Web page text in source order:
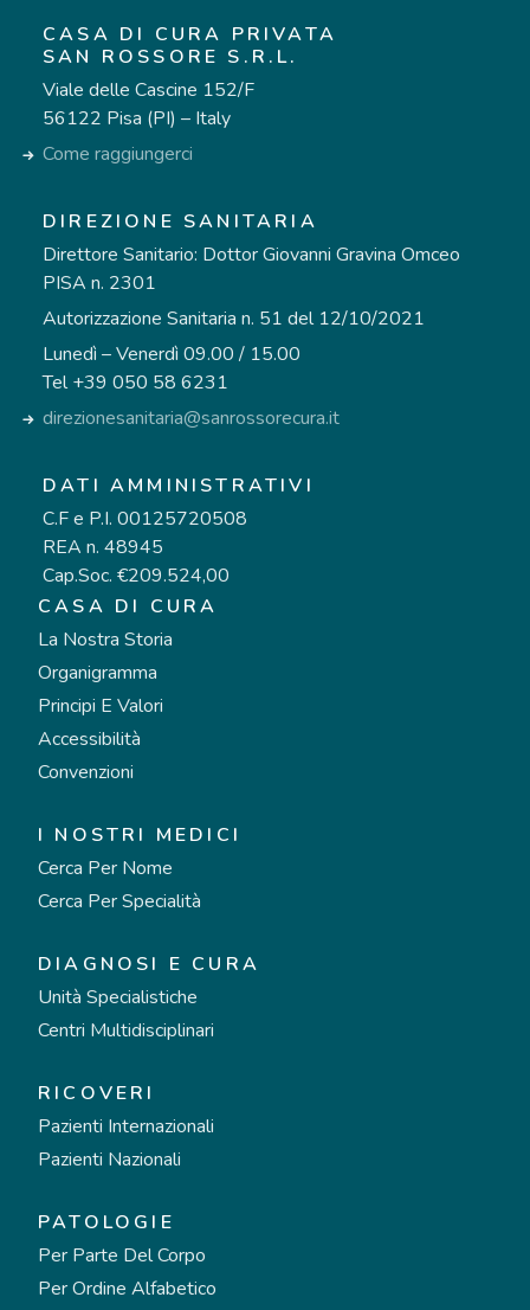
CASA DI CURA PRIVATA
SAN ROSSORE S.R.L.
Viale delle Cascine 152/F
56122 Pisa (PI) – Italy
Come raggiungerci
DIREZIONE SANITARIA
Direttore Sanitario: Dottor Giovanni Gravina Omceo
PISA n. 2301
Autorizzazione Sanitaria n. 51 del 12/10/2021
Lunedì – Venerdì 09.00 / 15.00
Tel +39 050 58 6231
direzionesanitaria@sanrossorecura.it
DATI AMMINISTRATIVI
C.F e P.I. 00125720508
REA n. 48945
Cap.Soc. €209.524,00
CASA DI CURA
La Nostra Storia
Organigramma
Principi E Valori
Accessibilità
Convenzioni
I NOSTRI MEDICI
Cerca Per Nome
Cerca Per Specialità
DIAGNOSI E CURA
Unità Specialistiche
Centri Multidisciplinari
RICOVERI
Pazienti Internazionali
Pazienti Nazionali
PATOLOGIE
Per Parte Del Corpo
Per Ordine Alfabetico